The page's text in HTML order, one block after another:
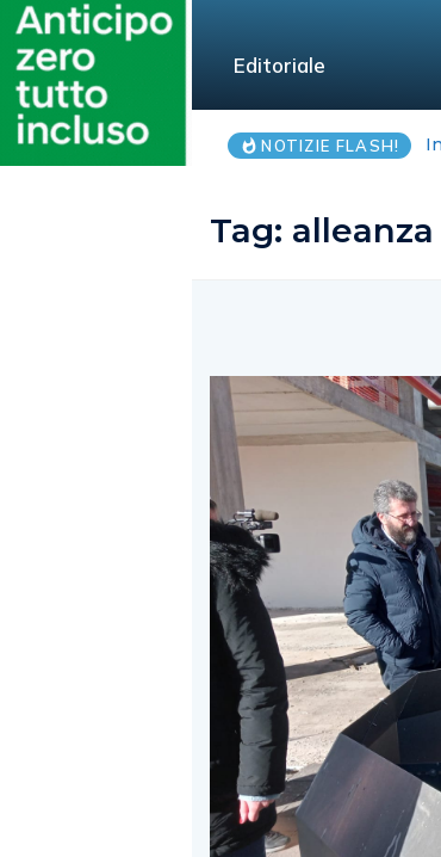
Editoriale
NOTIZIE FLASH!
Tag: